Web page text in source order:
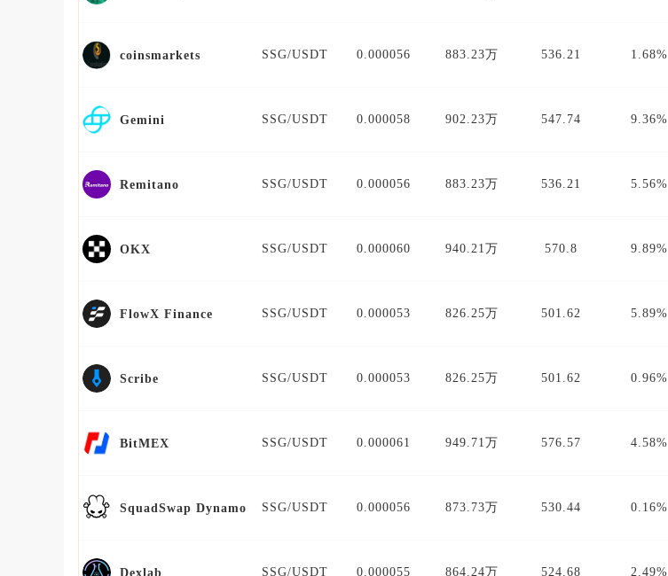
coinsmarkets SSG/USDT 0.000056 883.23万 536.21 1.68%
Gemini SSG/USDT 0.000058 902.23万 547.74 9.36%
Remitano SSG/USDT 0.000056 883.23万 536.21 5.56%
OKX SSG/USDT 0.000060 940.21万 570.8 9.89%
FlowX Finance SSG/USDT 0.000053 826.25万 501.62 5.89%
Scribe SSG/USDT 0.000053 826.25万 501.62 0.96%
BitMEX SSG/USDT 0.000061 949.71万 576.57 4.58%
SquadSwap Dynamo SSG/USDT 0.000056 873.73万 530.44 0.16%
Dexlab SSG/USDT 0.000055 864.24万 524.68 2.49%